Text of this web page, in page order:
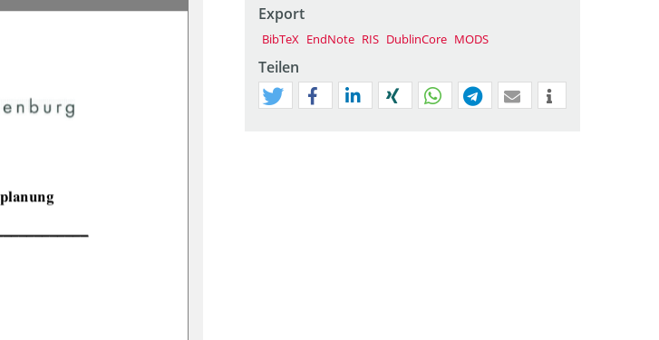
Export
BibTeX EndNote RIS DublinCore MODS
Teilen